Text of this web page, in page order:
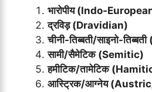
भारोपीय (Indo-
द्रविड़ (Dravidian)
चीनी-तिब्बती/साइनो-
सामी/सैमेटिक (Semitic)
हमीटिक/तामेटिक
आस्ट्रिक/आग्नेय